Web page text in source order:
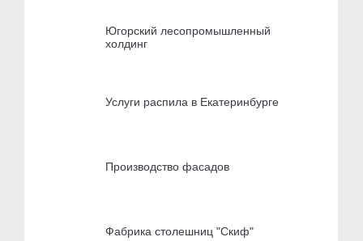
Югорский лесопромышленный
холдинг
Услуги распила в Екатеринбурге
Производство фасадов
Фабрика столешниц "Скиф"